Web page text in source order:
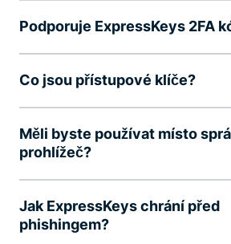
Podporuje ExpressKeys 2FA
Co jsou přístupové klíče?
Měli byste používat místo
prohlížeč?
Jak ExpressKeys chrání před
phishingem?